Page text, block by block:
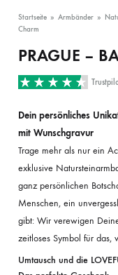
Startseite » Armbänder »
Charm
PRAGUE –
Dein persönliches
mit Wunschgravur
Trage mehr als nur ein
exklusive
ganz persönlichen
Menschen, ein
gibt: Wir verewigen
zeitloses Symbol für
Umtausch und die